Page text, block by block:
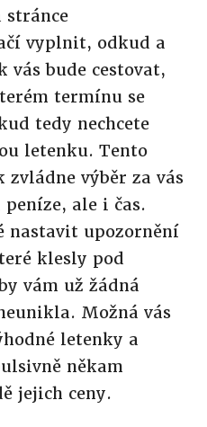
stránce
vyplnit, odkud a
bude cestovat,
termínu se
tedy nechcete
letenku. Tento
zvládne výběr za vás
ale i čas.
nastavit upozornění
klesly pod
vám už žádná
Možná vás
letenky a
někam
jejich ceny.